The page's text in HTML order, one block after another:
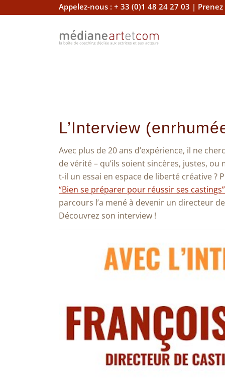
Appelez-nous :+ 33 (0)1 48 24 27 03 |
L’Interview
Avec plus de 20 ans d’expérience, il ne
de vérité – qu’ils soient sincères, justes,
t-il un essai en espace de liberté créative
“Bien se préparer pour réussir ses castings”
parcours l’a mené à devenir un directeur
Découvrez son interview !